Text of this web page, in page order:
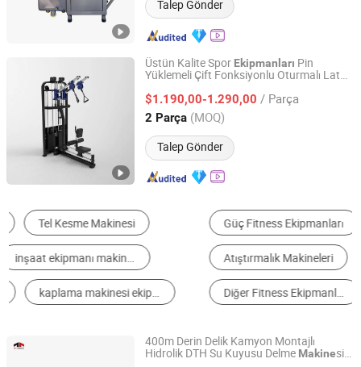
Talep Gönder
Üstün Kalite Spor Ekipmanları Pin
Yüklemeli Çift Fonksiyonlu Oturmalı Lat
Fonksiyonlu Tutma Kolları ile
$1.190,00-1.290,00 / Parça
2 Parça (MOQ)
Talep Gönder
Shandong Yuwei Fitness Equipment Co., Ltd
Shandong, China Fiyat 2026
Güç Fitness Ekipmanları Pişirme ve Fırınlama Ekipmanları
Atıştırmalık Makineleri Kesim Ekipmanları
Diğer Fitness Ekipmanları ve Vücut Geliştirme Meyve ve Sebze İşleme Makineleri
400m Derin Delik Kamyon Montajlı
Hidrolik DTH Su Kuyusu Delme Makinesi
Beijing Jincheng Mining Technology Co., Ltd.